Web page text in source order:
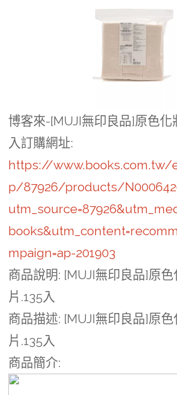
博客來-[MUJI無印良品]原色化
入訂購網址:
https://www.books.com.tw/
p/87926/products/
mpaign=ap-201903
商品說明: [MUJI無印良品]原
片.135入
商品描述: [MUJI無印良品]原
片.135入
商品簡介: